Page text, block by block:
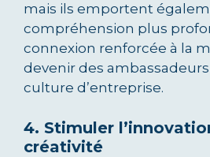
mais ils emportent
compréhension plus
connexion renforcée à la
devenir des
culture d’entreprise.
4. Stimuler
créativité